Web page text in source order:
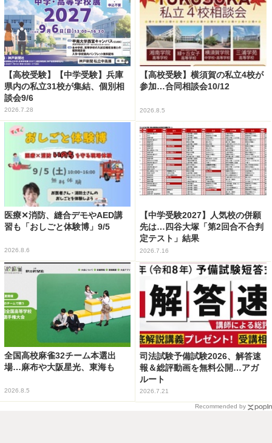
【高校受験】【中学受験】兵庫
県内の私立31校が集結、個別相
談会9/6
2026.7.28
【高校受験】横須賀の私立4校が
参加…合同相談会10/12
2026.8.5
医療✕消防、縫合デモやAED講
習も「おしごと体験博」9/5
2026.8.6
【中学受験2027】人気校の併願
先は…四谷大塚「第2回合不合判
定テスト」結果
2026.7.16
全国高校麻雀32チーム本選出
場…麻布や大阪星光、東海も
2026.8.5
司法試験予備試験2026、解答速
報＆総評動画を無料公開…アガ
ルート
2026.7.21
Recommended by